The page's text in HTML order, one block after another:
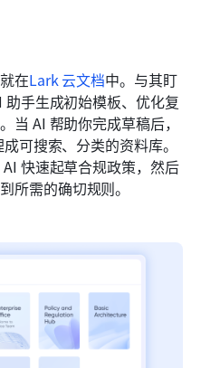
在Lark 云文档中。与其盯
手生成初始模板、优化复
当 AI 帮助你完成草稿后，
可搜索、分类的资料库。
快速起草合规政策，然后
所需的确切规则。